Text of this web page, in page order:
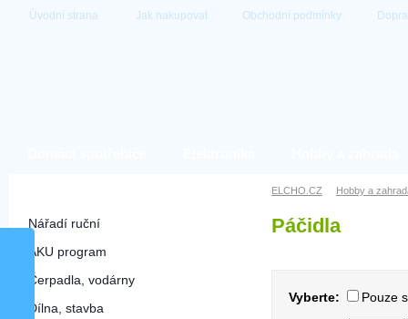
Úvodní strana Jak nakupovat Obchodní podmínky
Nářadí ruční
AKU program
Čerpadla, vodárny
Dílna, stavba
ELCHO.CZ Hobby a
Páčidla
Vyberte: Pouze